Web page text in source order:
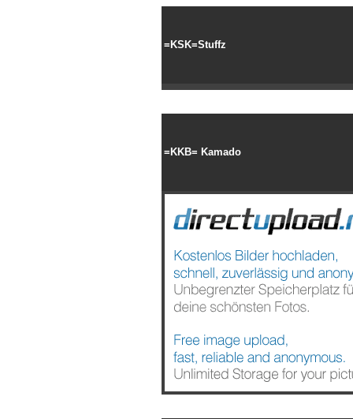
=KSK=Stuffz
=KKB= Kamado